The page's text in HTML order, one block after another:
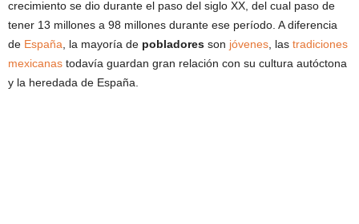
crecimiento se dio durante el paso del siglo XX, del cual paso de
tener 13 millones a 98 millones durante ese período. A diferencia
de España , la mayoría de pobladores son jóvenes , las tradiciones
mexicanas todavía guardan gran relación con su cultura autóctona
y la heredada de España.